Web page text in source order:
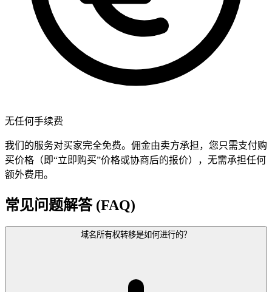
无任何手续费
我们的服务对买家完全免费。佣金由卖方承担，您只需支付购
买价格（即“立即购买”价格或协商后的报价），无需承担任何
额外费用。
常见问题解答 (FAQ)
域名所有权转移是如何进行的？